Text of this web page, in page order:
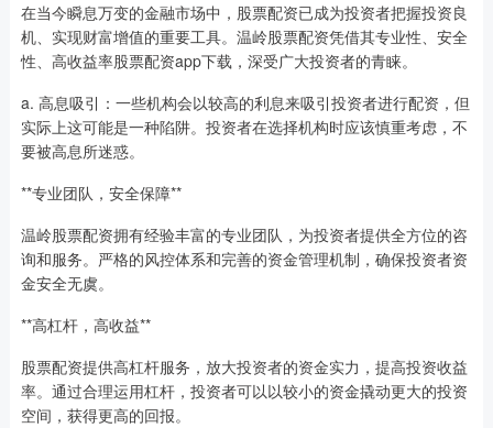
在当今瞬息万变的金融市场中，股票配资已成为投资者把握投资良
机、实现财富增值的重要工具。温岭股票配资凭借其专业性、安全
性、高收益率股票配资app下载，深受广大投资者的青睐。
a. 高息吸引：一些机构会以较高的利息来吸引投资者进行配资，但
实际上这可能是一种陷阱。投资者在选择机构时应该慎重考虑，不
要被高息所迷惑。
**专业团队，安全保障**
温岭股票配资拥有经验丰富的专业团队，为投资者提供全方位的咨
询和服务。严格的风控体系和完善的资金管理机制，确保投资者资
金安全无虞。
**高杠杆，高收益**
股票配资提供高杠杆服务，放大投资者的资金实力，提高投资收益
率。通过合理运用杠杆，投资者可以以较小的资金撬动更大的投资
空间，获得更高的回报。